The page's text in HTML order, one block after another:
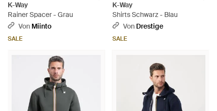
K-Way
Rainer Spacer - Grau
Von Miinto
SALE
K-Way
Shirts Schwarz - Blau
Von Drestige
SALE